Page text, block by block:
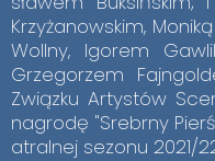
Krzy­ża­now­skim,
Wol­l­ny, Igo­rem
Grze­go­rzem
Związ­ku Ar­ty­stów
na­gro­dę "Srebr­ny
atral­nej se­zo­nu 2021/